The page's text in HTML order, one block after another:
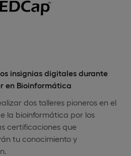
insignias digitales durante
en Bioinformática
dos talleres pioneros en el
la bioinformática por los
certificaciones que
tu conocimiento y